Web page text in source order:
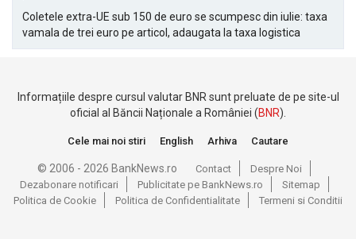
Coletele extra-UE sub 150 de euro se scumpesc din iulie: taxa
vamala de trei euro pe articol, adaugata la taxa logistica
Informațiile despre cursul valutar BNR sunt preluate de pe site-ul
oficial al Băncii Naționale a României (BNR).
Cele mai noi stiri English Arhiva Cautare
© 2006 - 2026 BankNews.ro Contact
Despre Noi
Dezabonare notificari
Publicitate pe BankNews.ro
Sitemap
Politica de Cookie
Politica de Confidentialitate Termeni si Conditii